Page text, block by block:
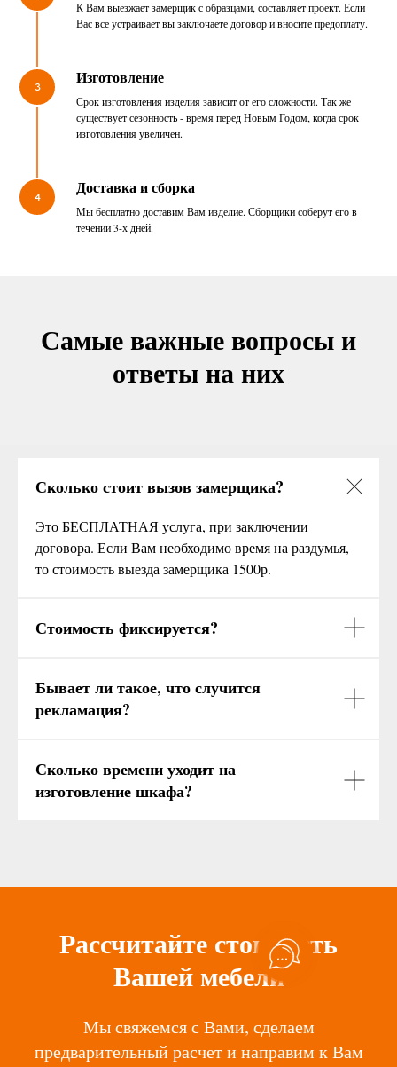
К Вам выезжает замерщик с образцами, составляет проект. Если
Вас все устраивает вы заключаете договор и вносите предоплату.
3 Изготовление
Срок изготовления изделия зависит от его сложности. Так же
существует сезонность - время перед Новым Годом, когда срок
изготовления увеличен.
4 Доставка и сборка
Мы бесплатно доставим Вам изделие. Сборщики соберут его в
течении 3-х дней.
Самые важные вопросы и
ответы на них
Сколько стоит вызов замерщика?
Это БЕСПЛАТНАЯ услуга, при заключении
договора. Если Вам необходимо время на раздумья,
то стоимость выезда замерщика 1500р.
Стоимость фиксируется?
Бывает ли такое, что случится
рекламация?
Сколько времени уходит на
изготовление шкафа?
Рассчитайте стоимость
Вашей мебели
Мы свяжемся с Вами, сделаем
предварительный расчет и направим к Вам